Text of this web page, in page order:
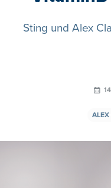
Sting und Alex
ALEX